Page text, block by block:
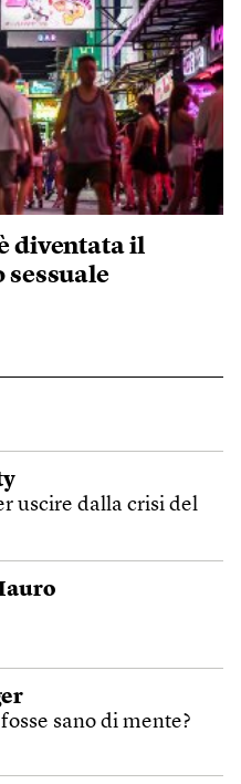
diventata il
uscire dalla crisi del
sano di mente?